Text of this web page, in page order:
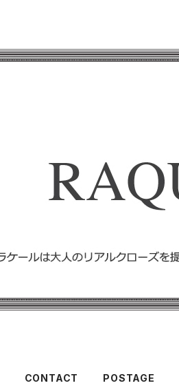
CONTACT POSTAGE